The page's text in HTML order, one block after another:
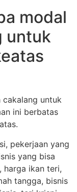
modal
untuk
cakalang untuk
ini berbatas